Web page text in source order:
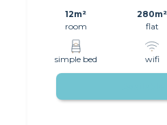
12m²
room
280m²
flat
simple bed wifi